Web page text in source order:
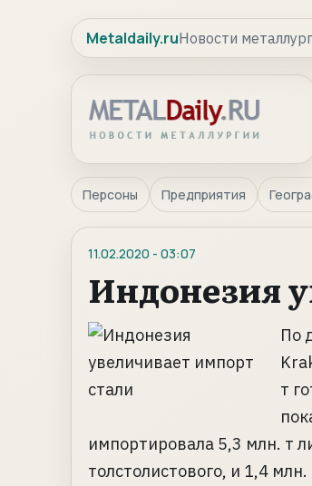
Metaldaily.ruНовости
Персоны Предприятия
11.02.2020 - 03:07
Индонезия
По
т
импортировала 5,3 млн. т
толстолистового, и 1,4